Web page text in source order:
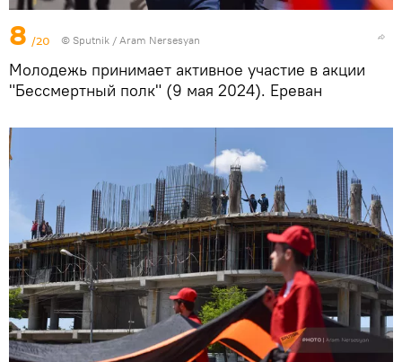
8 /20 © Sputnik / Aram Nersesyan
Молодежь принимает активное участие в акции
"Бессмертный полк" (9 мая 2024). Еревaн